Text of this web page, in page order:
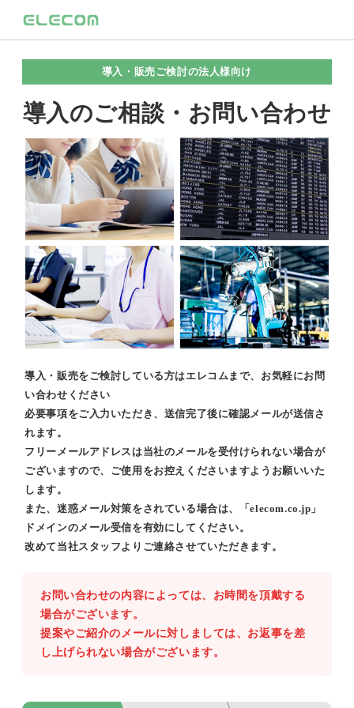
導入・販売ご検討の法人様向け
導入のご相談・お問い合わせ
導入・販売をご検討している方はエレコムまで、お気軽にお問
い合わせください
必要事項をご入力いただき、送信完了後に確認メールが送信さ
れます。
フリーメールアドレスは当社のメールを受付けられない場合が
ございますので、ご使用をお控えくださいますようお願いいた
します。
また、迷惑メール対策をされている場合は、「elecom.co.jp」
ドメインのメール受信を有効にしてください。
改めて当社スタッフよりご連絡させていただきます。
お問い合わせの内容によっては、お時間を頂戴する
場合がございます。
提案やご紹介のメールに対しましては、お返事を差
し上げられない場合がございます。